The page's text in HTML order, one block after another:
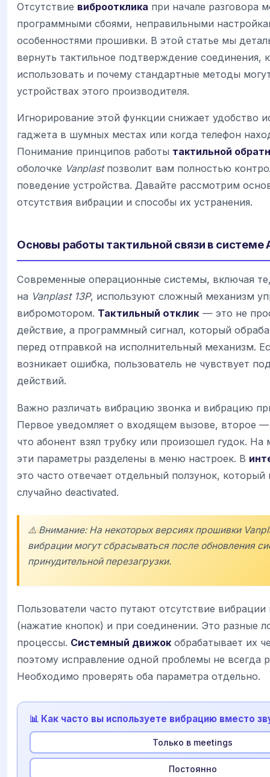
Отсутствие виброотклика при начале разговора
программными сбоями, неправильными
особенностями прошивки. В этой статье мы
вернуть тактильное подтверждение соединения,
использовать и почему стандартные методы
устройствах этого производителя.
Игнорирование этой функции снижает удобство
гаджета в шумных местах или когда телефон
Понимание принципов работы тактильной
оболочке Vanplastпозволит вам полностью
поведение устройства. Давайте рассмотрим
отсутствия вибрации и способы их устранения.
Основы работы тактильной связи в системе
Современные операционные системы, включая
на Vanplast 13P, используют сложный механизм
вибромотором. Тактильный отклик — это не
действие, а программный сигнал, который
перед отправкой на исполнительный механизм.
возникает ошибка, пользователь не чувствует
действий.
Важно различать вибрацию звонка и вибрацию
Первое уведомляет о входящем вызове, второе
что абонент взял трубку или произошел гудок. На
эти параметры разделены в меню настроек. В
это часто отвечает отдельный ползунок,
случайно deactivated.
⚠️ Внимание: На некоторых версиях прошивки
вибрации могут сбрасываться после обновления
принудительной перезагрузки.
Пользователи часто путают отсутствие
(нажатие кнопок) и при соединении. Это разные
процессы. Системный движок обрабатывает их
поэтому исправление одной проблемы не всегда
Необходимо проверять оба параметра отдельно.
📊 Как часто вы используете вибрацию вместо
Только в meetings
Постоянно